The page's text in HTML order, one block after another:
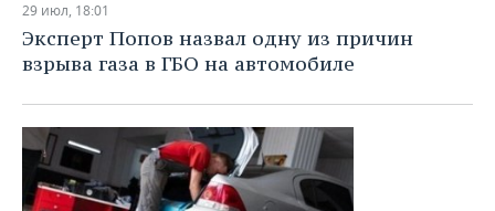
29 июл, 18:01
Эксперт Попов назвал одну из причин
взрыва газа в ГБО на автомобиле